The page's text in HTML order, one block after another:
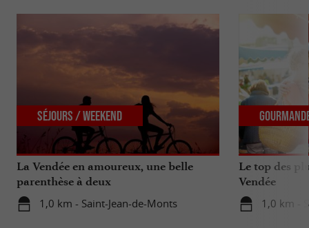
La Vendée en amoureux, une belle
parenthèse à deux
1,0 km - Saint-Jean-de-Monts
Séjours / Weekend
Le top des
Vendée
1,0 km -